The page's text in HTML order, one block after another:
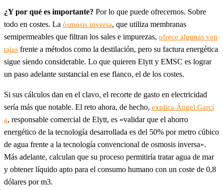
¿Y por qué es importante? Por lo que puede ofrecernos. Sobre
todo en costes. La ósmosis inversa, que utiliza membranas
semipermeables que filtran los sales e impurezas, ofrece algunas ven
tajas frente a métodos como la destilación, pero su factura energética
sigue siendo considerable. Lo que quieren Elytt y EMSC es lograr
un paso adelante sustancial en ese flanco, el de los costes.
Si sus cálculos dan en el clavo, el recorte de gasto en electricidad
sería más que notable. El reto ahora, de hecho, explica Ángel Garcí
a, responsable comercial de Elytt, es «validar que el ahorro
energético de la tecnología desarrollada es del 50% por metro cúbico
de agua frente a la tecnología convencional de osmosis inversa».
Más adelante, calculan que su proceso permitiría tratar agua de mar
y obtener líquido apto para el consumo humano con un coste de 0,8
dólares por m3.